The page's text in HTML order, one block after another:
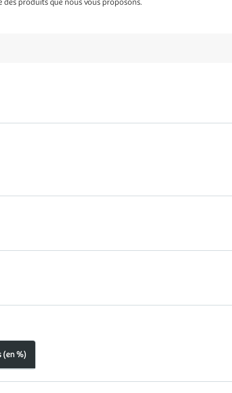
produits que nous vous proposons.
(en %)